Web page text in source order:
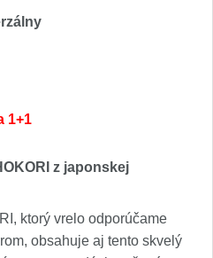
1+1
z japonskej
ktorý vrelo odporúčame
obsahuje aj tento skvelý